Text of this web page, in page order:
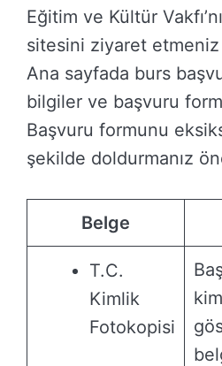
Eğitim ve Kültür
sitesini ziyaret
Ana sayfada burs
bilgiler ve başvuru
Başvuru formunu
şekilde doldurmanız
Belge
T.C.
Kimlik
Fotokopisi